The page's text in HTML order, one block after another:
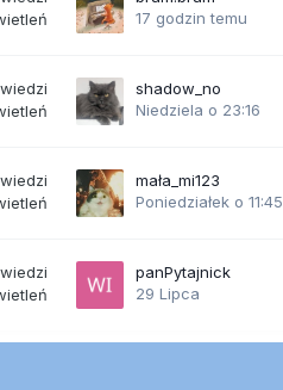
17 godzin temu
shadow_no
Niedziela o 23:16
mała_mi123
Poniedziałek o 11:45
panPytajnick
29 Lipca